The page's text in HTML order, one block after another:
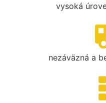
vysoká
nezáväzná a